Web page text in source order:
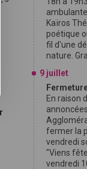
Kaïros
poétique
fil d'une
nature.
9 juillet
En raison
fermer la
vendredi
"Viens
vendredi